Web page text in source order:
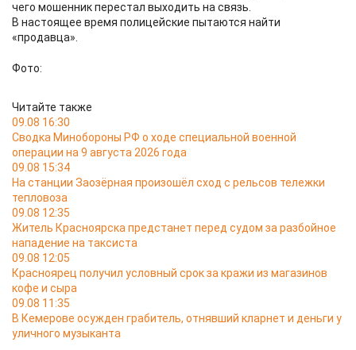
чего мошенник перестал выходить на связь.
В настоящее время полицейские пытаются найти
«продавца».
Фото:
Читайте также
09.08 16:30
Сводка Минобороны РФ о ходе специальной военной
операции на 9 августа 2026 года
09.08 15:34
На станции Заозёрная произошёл сход с рельсов тележки
тепловоза
09.08 12:35
Житель Красноярска предстанет перед судом за разбойное
нападение на таксиста
09.08 12:05
Красноярец получил условный срок за кражи из магазинов
кофе и сыра
09.08 11:35
В Кемерове осужден грабитель, отнявший кларнет и деньги у
уличного музыканта